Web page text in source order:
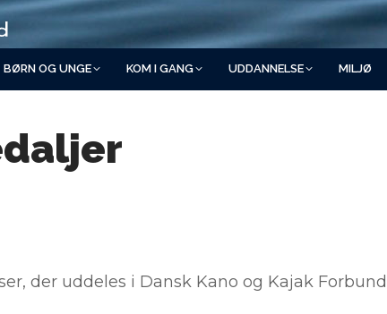
BØRN OG UNGE KOM I GANG UDDANNELSE MILJØ
der uddeles i Dansk Kano og Kajak